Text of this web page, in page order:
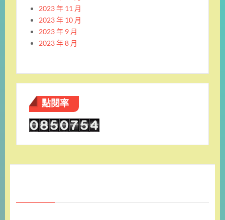
2023 年 11 月
2023 年 10 月
2023 年 9 月
2023 年 8 月
點閱率